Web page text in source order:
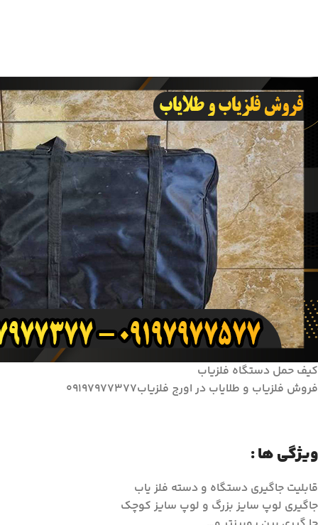
کیف حمل دستگاه فلزیاب
فروش فلزیاب و طلایاب در اورج فلزیاب۰۹۱۹۷۹۷۷۳۷۷
ویژگی ها :
قابلیت جاگیری دستگاه و دسته فلز یاب
جاگیری لوپ سایز بزرگ و لوپ سایز کوچک